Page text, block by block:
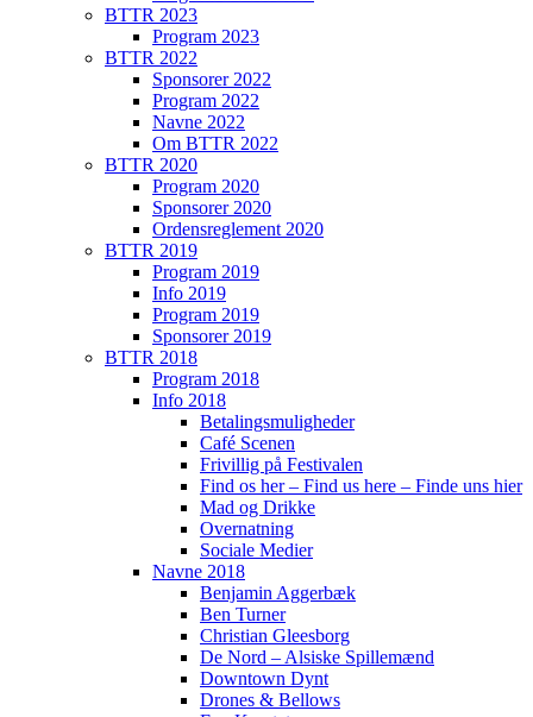
BTTR 2023
Program 2023
BTTR 2022
Sponsorer 2022
Program 2022
Navne 2022
Om BTTR 2022
BTTR 2020
Program 2020
Sponsorer 2020
Ordensreglement 2020
BTTR 2019
Program 2019
Info 2019
Program 2019
Sponsorer 2019
BTTR 2018
Program 2018
Info 2018
Betalingsmuligheder
Café Scenen
Frivillig på Festivalen
Find os her – Find us here – Finde uns hier
Mad og Drikke
Overnatning
Sociale Medier
Navne 2018
Benjamin Aggerbæk
Ben Turner
Christian Gleesborg
De Nord – Alsiske Spillemænd
Downtown Dynt
Drones & Bellows